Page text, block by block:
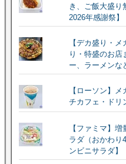
き、ご飯大盛り
2026年感謝祭】
【デカ盛り・
り・特盛のお店
ー、ラーメンな
【ローソン】
チカフェ・ドリ
【ファミマ】
ラダ（おかわり
ンビニサラダ】